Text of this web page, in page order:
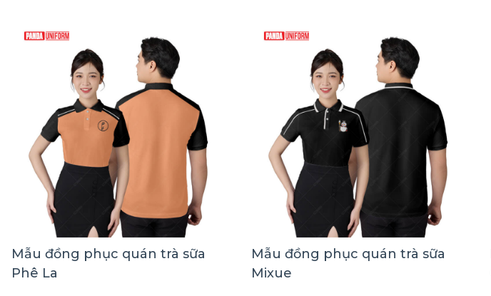
Mẫu đồng phục quán trà sữa
Phê La
Mẫu đồng phục quán trà sữa
Mixue